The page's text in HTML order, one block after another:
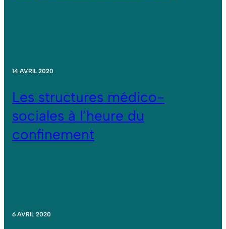
14 AVRIL 2020
Les structures médico-
sociales à l’heure du
confinement
6 AVRIL 2020